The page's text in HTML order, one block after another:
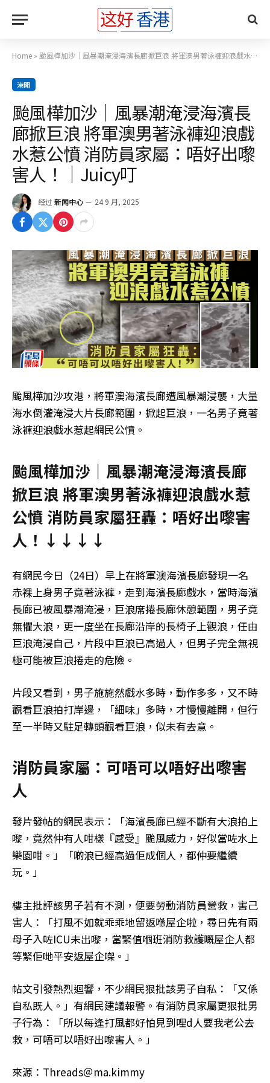
Home » 颱風樺加沙｜風暴潮淹浸海濱長廊掀巨浪 將軍澳男著泳褲迎浪戲水惹公憤 消防員家屬：唔好出嚟害人！｜Juicy叮
港聞
颱風樺加沙｜風暴潮淹浸海濱長
廊掀巨浪 將軍澳男著泳褲迎浪戲
水惹公憤 消防員家屬：唔好出嚟
害人！｜Juicy叮
经过 新闻中心 24 9 月, 2025
颱風樺加沙攻港，將軍澳海濱長廊遭風暴潮浸襲，大量
海水倒灌淹浸大片長廊範圍，掀起巨浪，一名男子竟著
泳褲迎浪戲水惹起網民公憤。
颱風樺加沙｜風暴潮淹浸海濱長廊
掀巨浪 將軍澳男著泳褲迎浪戲水惹
公憤 消防員家屬狂轟：唔好出嚟害
人！↓↓↓↓
有網民今日（24日）早上在將軍澳海濱長廊發現一名
赤裸上身男子竟著泳褲，走到海濱長廊戲水，當時海濱
長廊已被風暴潮淹浸，巨浪席捲長廊休憩範圍，男子竟
無懼大浪，更一度坐在長廊沿岸的長椅子上觀浪，任由
巨浪淹浸自己，片段中巨浪已高過人，但男子完全無視
極可能被巨浪捲走的危險。
片段又看到，男子施施然戲水多時，動作多多，又不時
觀看巨浪拍打岸邊，「細味」多時，才慢慢離開，但行
至一半時又駐足轉頭觀看巨浪，似未有去意。
消防員家屬：可唔可以唔好出嚟害
人
發片發帖的網民表示：「海濱長廊已經不斷有大浪拍上
嚟，竟然仲有人咁樣『感受』颱風威力，好似當咗水上
樂園咁。」「啲浪已經高過佢成個人，都仲要繼續
玩。」
樓主批評該男子若有不測，便要勞動消防員營救，害己
害人：「打風不如就乖乖地留返喺屋企啦，尋日先有兩
母子入咗ICU未出嚟，當緊值嗰班消防救護嘅屋企人都
等緊佢哋平安返屋企㗎。」
帖文引發熱烈迴響，不少網民狠批該男子自私：「又係
自私既人。」有網民建議報警。有消防員家屬更狠批男
子行為：「所以每逢打風都好怕見到哩d人要我老公去
救，可唔可以唔好出嚟害人。」
來源：Threads＠ma.kimmy